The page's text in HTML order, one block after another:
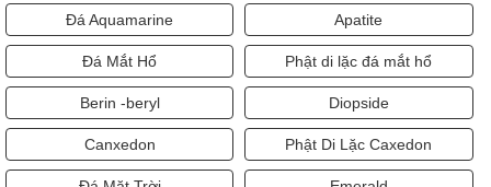
Đá Aquamarine Apatite
Đá Mắt Hổ Phật di lặc đá mắt hổ
Berin -beryl Diopside
Canxedon Phật Di Lặc Caxedon